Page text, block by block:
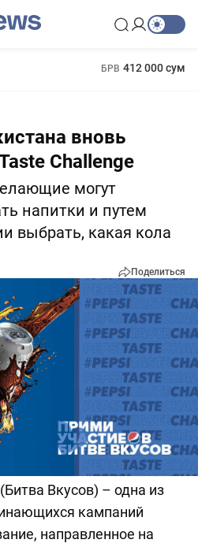
БРВ 412 000 сум
вновь
Challenge
могут
напитки и путем
выбрать, какая кола
Поделиться
Вкусов) – одна из
кампаний
направленное на